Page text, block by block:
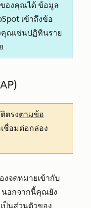
ของคุณได้ ข้อมูล
เข้าถึงข้อ
ณเช่นปฏิทินราย
ตรงตามข้อ
เชื่อมต่อกล่อง
งจดหมายเข้ากับ
นอกจากนี้คุณยัง
ป็นส่วนตัวของ